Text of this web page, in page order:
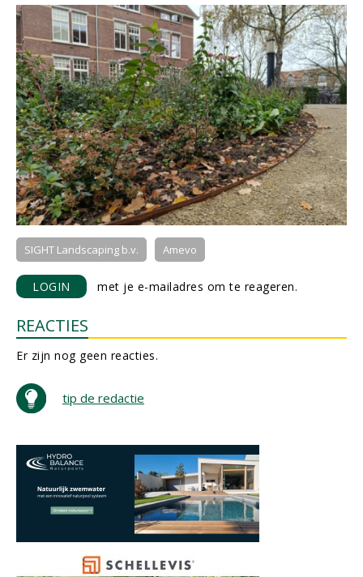
SIGHT Landscaping b.v. Amevo
LOGIN met je e-mailadres om te reageren.
REACTIES
Er zijn nog geen reacties.
tip de redactie